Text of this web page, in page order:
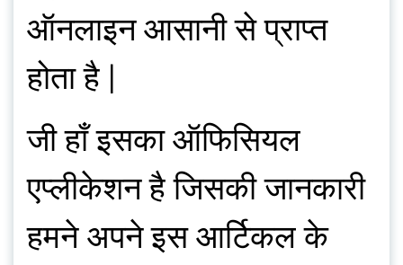
ऑनलाइन आसानी से प्राप्त
होता है |
जी हाँ इसका ऑफिसियल
एप्लीकेशन है जिसकी जानकारी
हमने अपने इस आर्टिकल के